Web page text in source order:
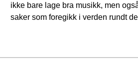
ikke bare lage bra musikk, men
saker som foregikk i verden rundt